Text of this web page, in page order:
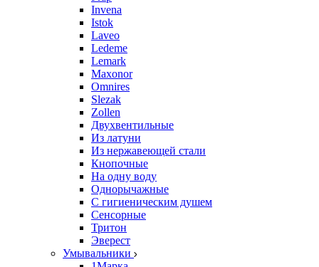
Invena
Istok
Laveo
Ledeme
Lemark
Maxonor
Omnires
Slezak
Zollen
Двухвентильные
Из латуни
Из нержавеющей стали
Кнопочные
На одну воду
Однорычажные
С гигиеническим душем
Сенсорные
Тритон
Эверест
Умывальники